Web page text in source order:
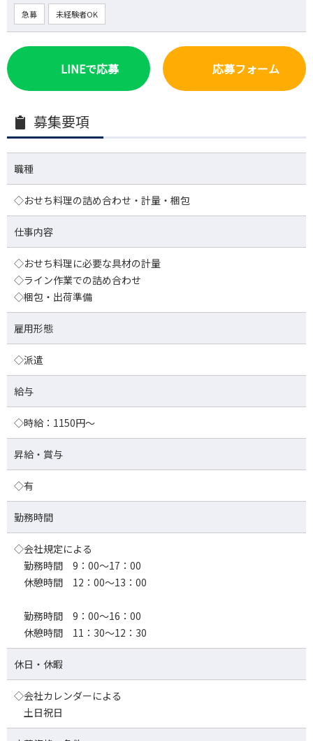
急募 未経験者OK
LINEで応募 応募フォーム
募集要項
職種
◇おせち料理の詰め合わせ・計量・梱包
仕事内容
◇おせち料理に必要な具材の計量
◇ライン作業での詰め合わせ
◇梱包・出荷準備
雇用形態
◇派遣
給与
◇時給：1150円～
昇給・賞与
◇有
勤務時間
◇会社規定による
勤務時間 9：00～17：00
休憩時間 12：00～13：00
勤務時間 9：00～16：00
休憩時間 11：30～12：30
休日・休暇
◇会社カレンダーによる
土日祝日